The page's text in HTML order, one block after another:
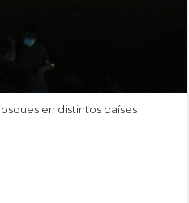
en distintos países